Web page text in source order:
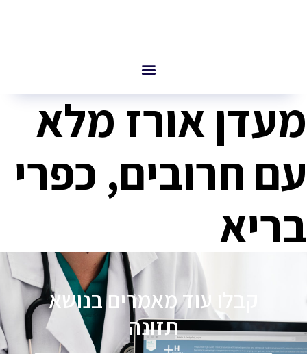
מעדן אורז מלא
עם חרובים, כפרי
בריא
קבלו עוד מאמרים בנושא
תזונה